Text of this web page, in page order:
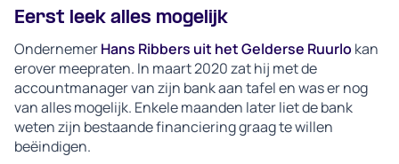
Eerst leek alles mogelijk
OndernemerHans Ribbers uit het Gelderse Ruurlo kan
erover meepraten. In maart 2020 zat hij met de
accountmanager van zijn bank aan tafel en was er nog
van alles mogelijk. Enkele maanden later liet de bank
weten zijn bestaande financiering graag te willen
beëindigen.